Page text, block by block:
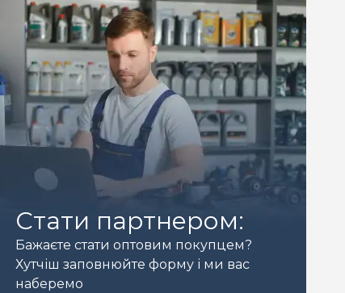
Стати партнером:
Бажаєте стати оптовим покупцем?
Хутчіш заповнюйте форму і ми вас
наберемо